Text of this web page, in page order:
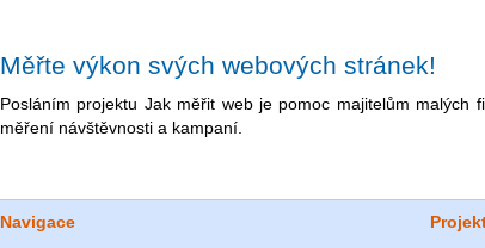
Měřte výkon svých webových stránek!
Posláním projektu Jak měřit web je pomoc majitelům
měření návštěvnosti a kampaní.
Navigace